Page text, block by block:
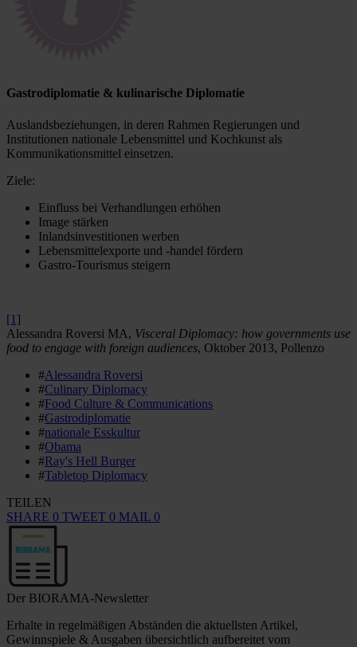
Gastrodiplomatie & kulinarische Diplomatie
Auslandsbeziehungen, in deren Rahmen Regierungen und
Institutionen nationale Lebensmittel und Kochkunst als
Kommunikationsmittel einsetzen.
Ziele:
Einfluss bei Verhandlungen erhöhen
Image stärken
Inlandsinvestitionen werben
Lebensmittelexporte und -handel fördern
Gastro-Tourismus steigern
[1]
Alessandra Roversi MA, Visceral Diplomacy: how governments use
food to engage with foreign audiences, Oktober 2013, Pollenzo
#Alessandra Roversi
#Culinary Diplomacy
#Food Culture & Communications
#Gastrodiplomatie
#nationale Esskultur
#Obama
#Ray's Hell Burger
#Tabletop Diplomacy
TEILEN
SHARE 0 TWEET 0 MAIL 0
Der BIORAMA-Newsletter
Erhalte in regelmäßigen Abständen die aktuellsten Artikel,
Gewinnspiele & Ausgaben übersichtlich aufbereitet vom